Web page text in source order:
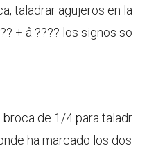
taladrar agujeros en la
+ â ???? los signos so
de 1/4 para taladr
ha marcado los dos